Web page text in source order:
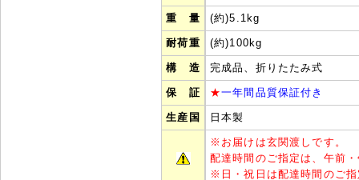
重 量 (約)5.1kg
耐荷重 (約)100kg
構 造 完成品、折りたたみ式
保 証 ★一年間品質保証付き
生産国 日本製
※ お届けは玄関渡しです。
配達時間のご指定は、午前
※ 日・祝日は配達時間のご